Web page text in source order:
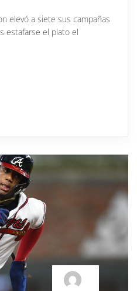
elevó a siete sus campañas
estafarse el plato el